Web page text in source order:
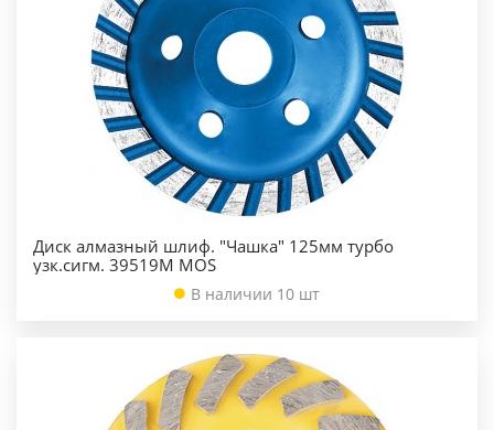
Диск алмазный шлиф. "Чашка" 125мм турбо
узк.сигм. 39519М MOS
В наличии 10 шт